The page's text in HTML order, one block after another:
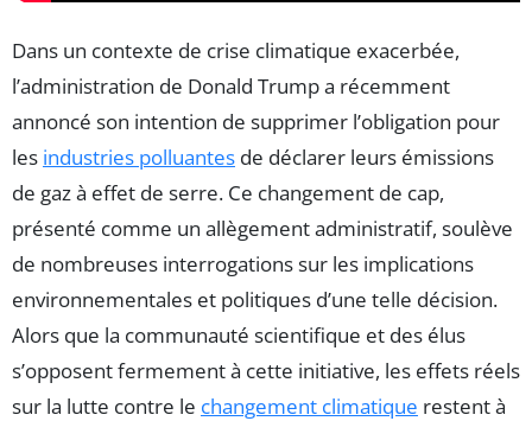
Dans un contexte de crise climatique exacerbée,
l’administration de Donald Trump a récemment
annoncé son intention de supprimer l’obligation pour
les industries polluantes de déclarer leurs émissions
de gaz à effet de serre. Ce changement de cap,
présenté comme un allègement administratif, soulève
de nombreuses interrogations sur les implications
environnementales et politiques d’une telle décision.
Alors que la communauté scientifique et des élus
s’opposent fermement à cette initiative, les effets réels
sur la lutte contre le changement climatique restent à